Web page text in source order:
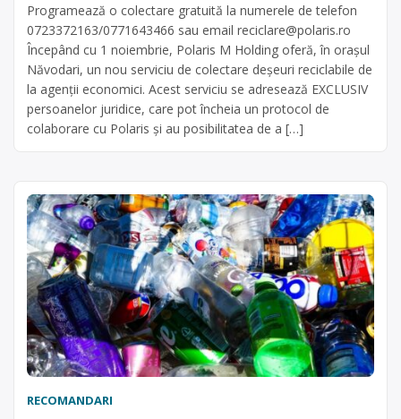
Programează o colectare gratuită la numerele de telefon
0723372163/0771643466 sau email reciclare@polaris.ro
Începând cu 1 noiembrie, Polaris M Holding oferă, în orașul
Năvodari, un nou serviciu de colectare deșeuri reciclabile de
la agenții economici. Acest serviciu se adresează EXCLUSIV
persoanelor juridice, care pot încheia un protocol de
colaborare cu Polaris și au posibilitatea de a […]
RECOMANDARI